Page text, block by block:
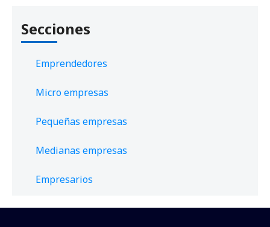
Secciones
Emprendedores
Micro empresas
Pequeñas empresas
Medianas empresas
Empresarios